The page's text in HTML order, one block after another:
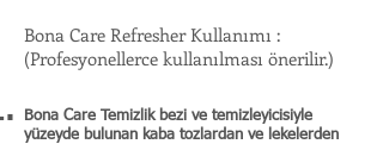
Bona Care Refresher Kullanımı :
(Profesyonellerce kullanılması önerilir.)
Bona Care Temizlik bezi ve temizleyicisiyle
yüzeyde bulunan kaba tozlardan ve lekelerden